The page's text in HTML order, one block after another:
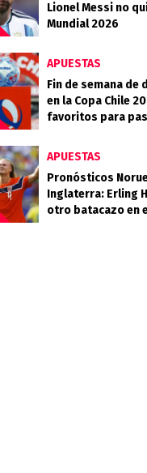
Lionel Messi no
Mundial 2026
APUESTAS
Fin de semana de
en la Copa Chile
favoritos para
APUESTAS
Pronósticos
Inglaterra: Erling
otro batacazo en